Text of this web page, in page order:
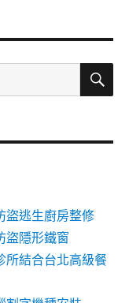
搜
盜逃生廚房整修
盜隱形鐵窗
所結合台北高級餐